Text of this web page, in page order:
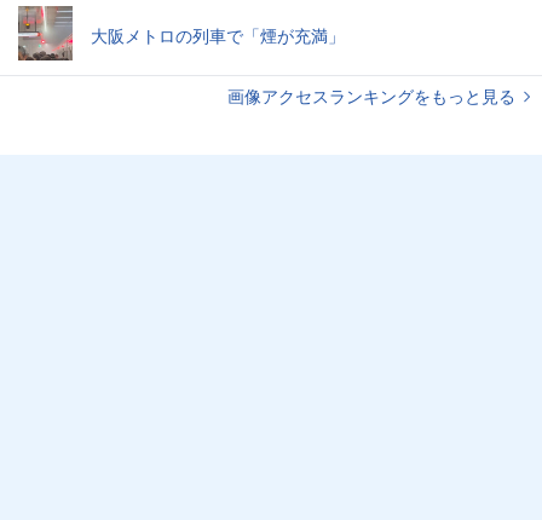
大阪メトロの列車で「煙が充満」
画像アクセスランキングをもっと見る